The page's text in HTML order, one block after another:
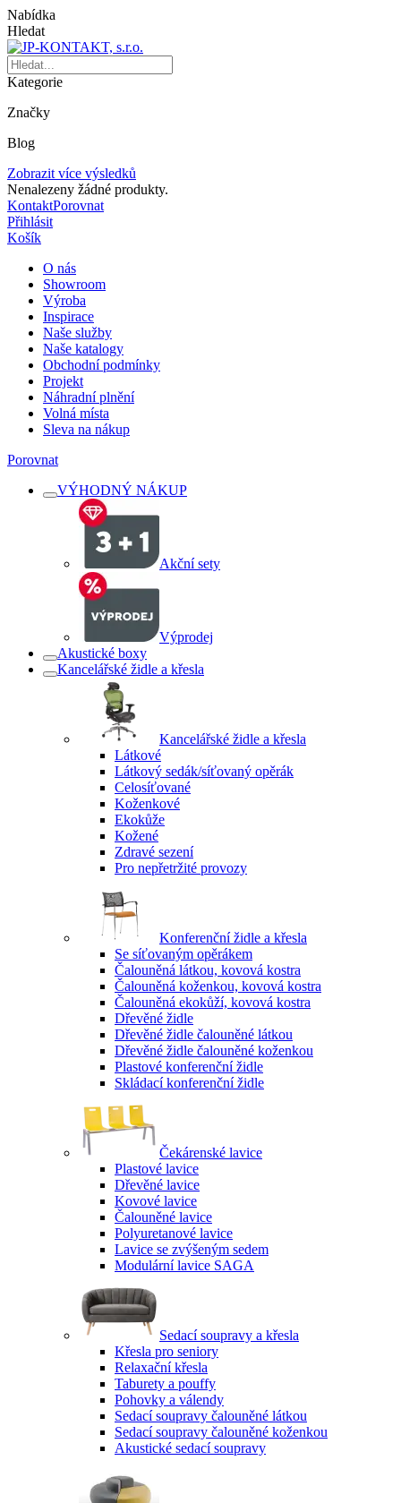
Nabídka
Hledat
Kategorie
Značky
Blog
Zobrazit více výsledků
Nenalezeny žádné produkty.
KontaktPorovnat
Přihlásit
Košík
O nás
Showroom
Výroba
Inspirace
Naše služby
Naše katalogy
Obchodní podmínky
Projekt
Náhradní plnění
Volná místa
Sleva na nákup
Porovnat
VÝHODNÝ NÁKUP
Akční sety
Výprodej
Akustické boxy
Kancelářské židle a křesla
Kancelářské židle a křesla
Látkové
Látkový sedák/síťovaný opěrák
Celosíťované
Koženkové
Ekokůže
Kožené
Zdravé sezení
Pro nepřetržité provozy
Konferenční židle a křesla
Se síťovaným opěrákem
Čalouněná látkou, kovová kostra
Čalouněná koženkou, kovová kostra
Čalouněná ekokůží, kovová kostra
Dřevěné židle
Dřevěné židle čalouněné látkou
Dřevěné židle čalouněné koženkou
Plastové konferenční židle
Skládací konferenční židle
Čekárenské lavice
Plastové lavice
Dřevěné lavice
Kovové lavice
Čalouněné lavice
Polyuretanové lavice
Lavice se zvýšeným sedem
Modulární lavice SAGA
Sedací soupravy a křesla
Křesla pro seniory
Relaxační křesla
Taburety a pouffy
Pohovky a válendy
Sedací soupravy čalouněné látkou
Sedací soupravy čalouněné koženkou
Akustické sedací soupravy